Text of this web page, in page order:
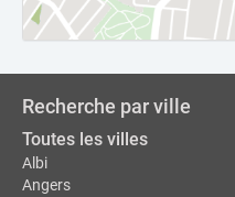
Recherche par ville
Toutes les villes
Albi
Angers